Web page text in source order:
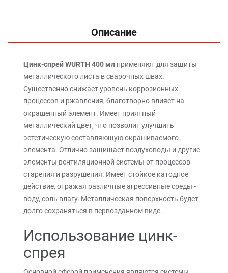
Описание
Цинк-спрей WURTH 400 мл применяют для защиты
металлического листа в сварочных швах.
Существенно снижает уровень коррозионных
процессов и ржавления, благотворно влияет на
окрашенный элемент. Имеет приятный
металлический цвет, что позволит улучшить
эстетическую составляющую окрашиваемого
элемента. Отлично защищает воздуховоды и другие
элементы вентиляционной системы от процессов
старения и разрушения. Имеет стойкое катодное
действие, отражая различные агрессивные среды -
воду, соль влагу. Металлическая поверхность будет
долго сохраняться в первозданном виде.
Использование цинк-
спрея